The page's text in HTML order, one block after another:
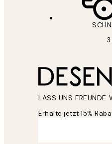
LASS UNS FREUNDE
Erhalte jetzt 15%